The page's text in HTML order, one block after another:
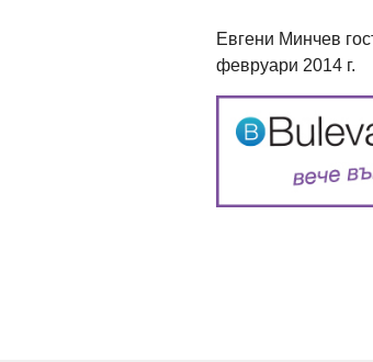
Евгени Минчев
февруари 2014 г.